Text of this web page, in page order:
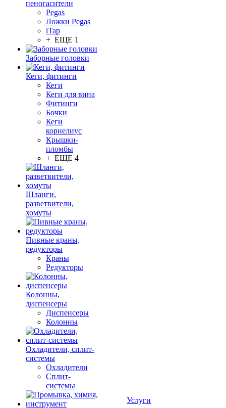
пеногасители
Pegas
Ложки Pegas
iTap
+ ЕЩЕ 1
Заборные головки
Кеги, фитинги
Кеги
Кеги для вина
Фитинги
Бочки
Кеги
корнелиус
Крышки-
пломбы
+ ЕЩЕ 4
Шланги,
разветвители,
хомуты
Пивные краны,
редукторы
Краны
Редукторы
Колонны,
диспенсеры
Диспенсеры
Колонны
Охладители, сплит-
системы
Охладители
Сплит-
системы
Услуги